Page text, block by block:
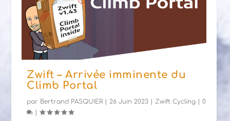
Zwift – Arrivée imminente du
Climb Portal
par Bertrand PASQUIER 26 Juin 2023 |Zwift Cycling |0
|